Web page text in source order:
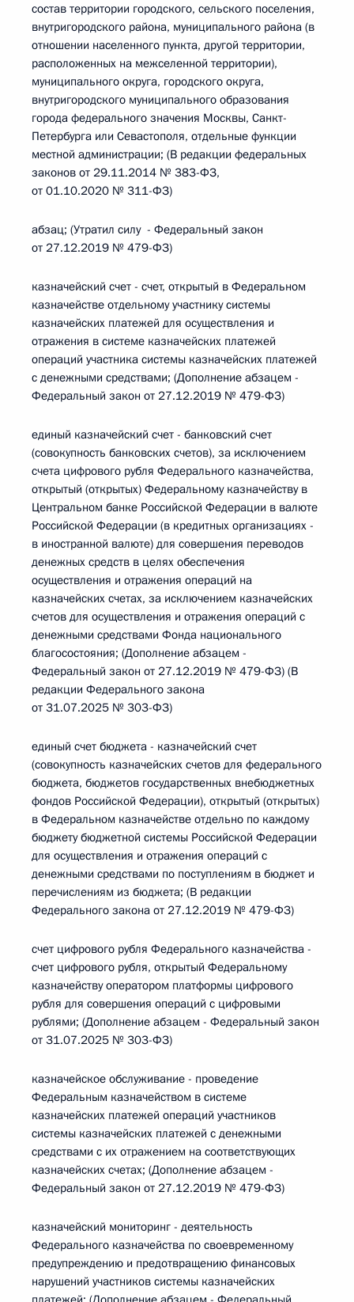
состав территории городского, сельского поселения,
внутригородского района, муниципального района (в
отношении населенного пункта, другой территории,
расположенных на межселенной территории),
муниципального округа, городского округа,
внутригородского муниципального образования
города федерального значения Москвы, Санкт-
Петербурга или Севастополя, отдельные функции
местной администрации; (В редакции федеральных
законов от 29.11.2014 № 383-ФЗ,
от 01.10.2020 № 311-ФЗ)
абзац; (Утратил силу - Федеральный закон
от 27.12.2019 № 479-ФЗ)
казначейский счет - счет, открытый в Федеральном
казначействе отдельному участнику системы
казначейских платежей для осуществления и
отражения в системе казначейских платежей
операций участника системы казначейских платежей
с денежными средствами; (Дополнение абзацем -
Федеральный закон от 27.12.2019 № 479-ФЗ)
единый казначейский счет - банковский счет
(совокупность банковских счетов), за исключением
счета цифрового рубля Федерального казначейства,
открытый (открытых) Федеральному казначейству в
Центральном банке Российской Федерации в валюте
Российской Федерации (в кредитных организациях -
в иностранной валюте) для совершения переводов
денежных средств в целях обеспечения
осуществления и отражения операций на
казначейских счетах, за исключением казначейских
счетов для осуществления и отражения операций с
денежными средствами Фонда национального
благосостояния; (Дополнение абзацем -
Федеральный закон от 27.12.2019 № 479-ФЗ) (В
редакции Федерального закона
от 31.07.2025 № 303-ФЗ)
единый счет бюджета - казначейский счет
(совокупность казначейских счетов для федерального
бюджета, бюджетов государственных внебюджетных
фондов Российской Федерации), открытый (открытых)
в Федеральном казначействе отдельно по каждому
бюджету бюджетной системы Российской Федерации
для осуществления и отражения операций с
денежными средствами по поступлениям в бюджет и
перечислениям из бюджета; (В редакции
Федерального закона от 27.12.2019 № 479-ФЗ)
счет цифрового рубля Федерального казначейства -
счет цифрового рубля, открытый Федеральному
казначейству оператором платформы цифрового
рубля для совершения операций с цифровыми
рублями; (Дополнение абзацем - Федеральный закон
от 31.07.2025 № 303-ФЗ)
казначейское обслуживание - проведение
Федеральным казначейством в системе
казначейских платежей операций участников
системы казначейских платежей с денежными
средствами с их отражением на соответствующих
казначейских счетах; (Дополнение абзацем -
Федеральный закон от 27.12.2019 № 479-ФЗ)
казначейский мониторинг - деятельность
Федерального казначейства по своевременному
предупреждению и предотвращению финансовых
нарушений участников системы казначейских